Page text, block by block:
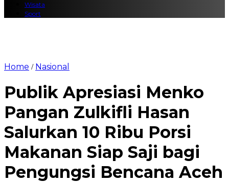
Wisata
Sport
Home / Nasional
Publik Apresiasi Menko
Pangan Zulkifli Hasan
Salurkan 10 Ribu Porsi
Makanan Siap Saji bagi
Pengungsi Bencana Aceh